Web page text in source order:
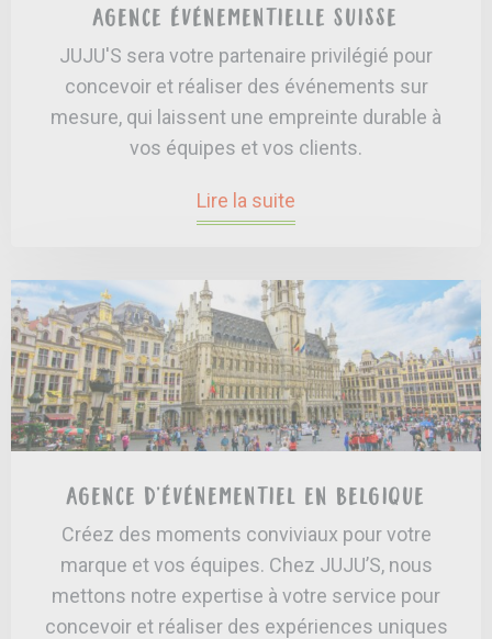
Agence événementielle Suisse
JUJU'S sera votre partenaire privilégié pour
concevoir et réaliser des événements sur
mesure, qui laissent une empreinte durable à
vos équipes et vos clients.
Lire la suite
Agence d’événementiel en Belgique
Créez des moments conviviaux pour votre
marque et vos équipes. Chez JUJU’S, nous
mettons notre expertise à votre service pour
concevoir et réaliser des expériences uniques